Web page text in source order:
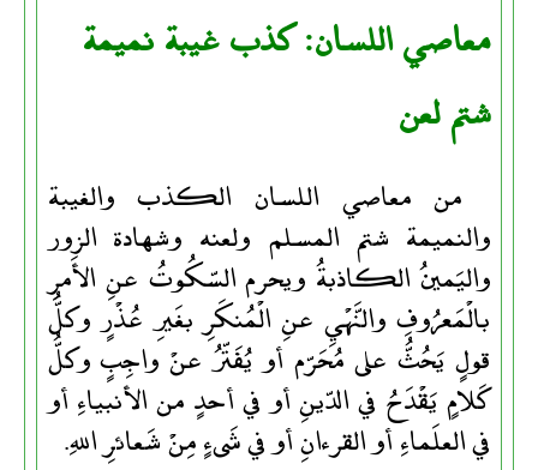
معاصي اللسان: كذب غيبة نميمة
شتم لعن
من معاصي اللسان الكذب والغيبة
والنميمة شتم المسلم ولعنه وشهادة الزور
واليَمينُ الكاذبةُ ويحرم السّكُوتُ عنِ الأَمرِ
بالْمَعرُوفِ والنَّهْيِ عنِ الْمُنكَرِ بغَيرِ عُذْرٍ وكلُّ
قولٍ يَحُثُّ على مُحَرّم أو يُفَتّرُ عنْ واجِبٍ وكلُّ
كَلامٍ يَقْدَحُ في الدّينِ أو في أحدٍ من الأنبياءِ أو
في العلَماءِ أو القرءانِ أو في شَىءٍ مِنْ شَعائرِ اللهِ.